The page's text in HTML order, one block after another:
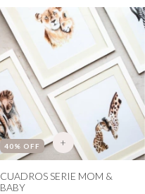
40% OFF +
CUADROS SERIE MOM &
BABY